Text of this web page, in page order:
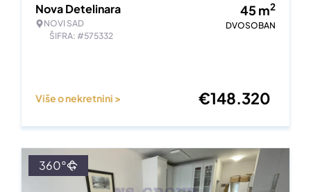
Nova Detelinara
NOVI SAD
ŠIFRA: #575332
45m2
DVOSOBAN
Više o nekretnini > €148.320
360°